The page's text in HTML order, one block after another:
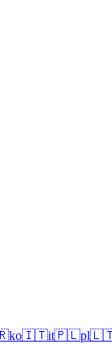
ko🇮🇹it🇵🇱pl